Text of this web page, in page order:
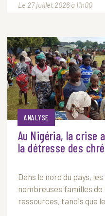
Le 27 juillet 2026 à 11h00
ANALYSE
Au Nigéria, la crise
la détresse des
Dans le nord du pays,
nombreuses familles
ressources, tandis que